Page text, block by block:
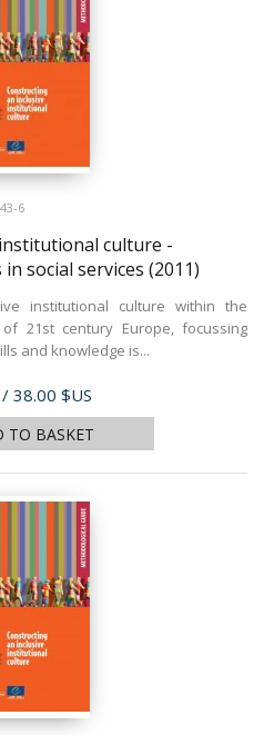
6
culture -
social services (2011)
institutional culture within the
21st century Europe, focussing
and knowledge is...
/ 38.00 $US
TO BASKET